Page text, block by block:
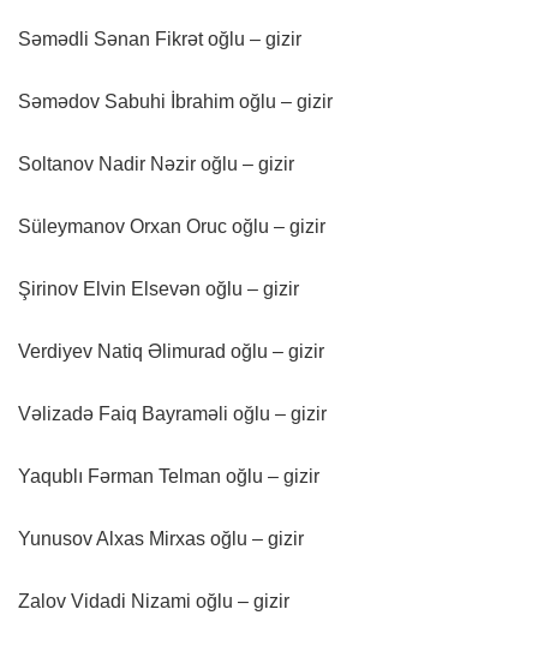
Səmədli Sənan Fikrət oğlu – gizir
Səmədov Sabuhi İbrahim oğlu – gizir
Soltanov Nadir Nəzir oğlu – gizir
Süleymanov Orxan Oruc oğlu – gizir
Şirinov Elvin Elsevən oğlu – gizir
Verdiyev Natiq Əlimurad oğlu – gizir
Vəlizadə Faiq Bayraməli oğlu – gizir
Yaqublı Fərman Telman oğlu – gizir
Yunusov Alxas Mirxas oğlu – gizir
Zalov Vidadi Nizami oğlu – gizir